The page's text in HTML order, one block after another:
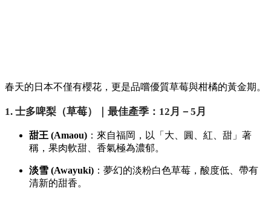
春天的日本不僅有櫻花，更是品嚐優質草莓與柑橘的黃金期。
1. 士多啤梨（草莓）｜最佳產季：12月－5月
甜王 (Amaou) ：來自福岡，以「大、圓、紅、甜」著
稱，果肉軟甜、香氣極為濃郁。
淡雪 (Awayuki) ：夢幻的淡粉白色草莓，酸度低、帶有
清新的甜香。